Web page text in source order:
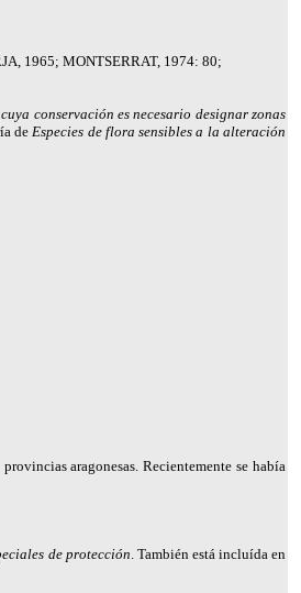
1965; MONTSERRAT, 1974: 80;
conservación es necesario designar zonas
deEspecies de flora sensibles a la alteración
aragonesas. Recientemente se había
de protección. También está incluída en